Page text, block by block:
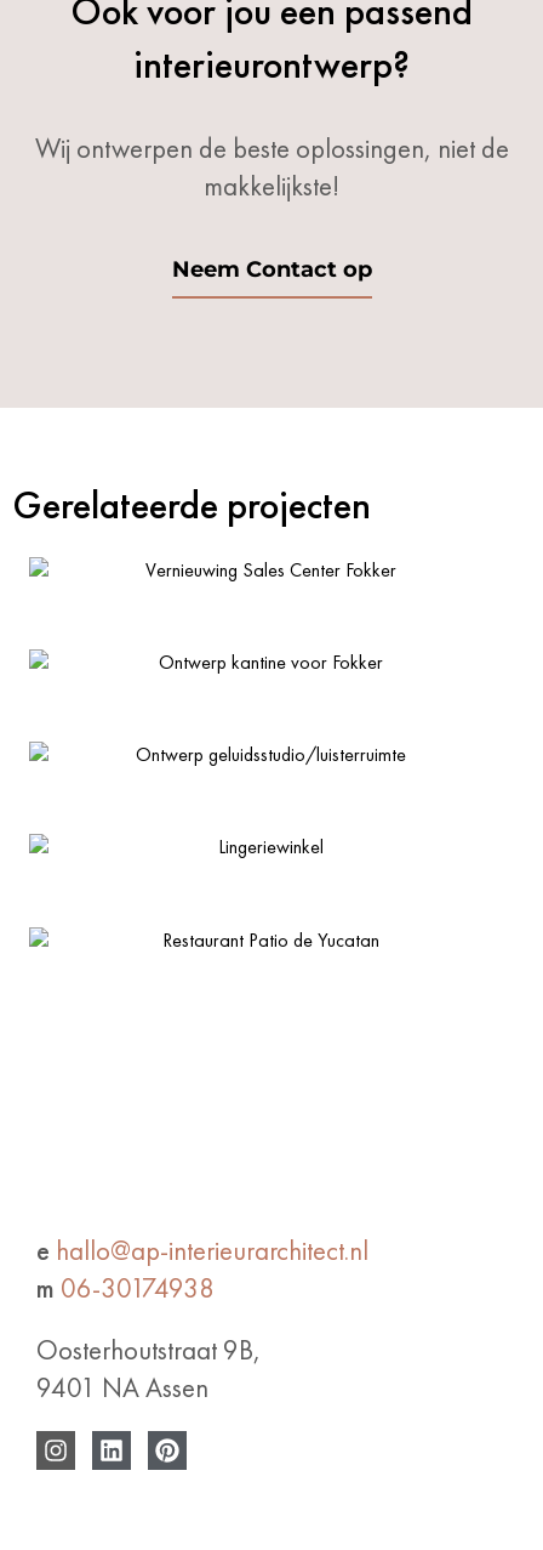
Ook voor jou een passend
interieurontwerp?
Wij ontwerpen de beste oplossingen, niet de
makkelijkste!
Neem Contact op
Gerelateerde projecten
Vernieuwing Sales Center Fokker
Ontwerp kantine voor Fokker
Ontwerp geluidsstudio/luisterruimte
Lingeriewinkel
Restaurant Patio de Yucatan
e hallo@ap-interieurarchitect.nl
m 06-30174938
Oosterhoutstraat 9B,
9401 NA Assen